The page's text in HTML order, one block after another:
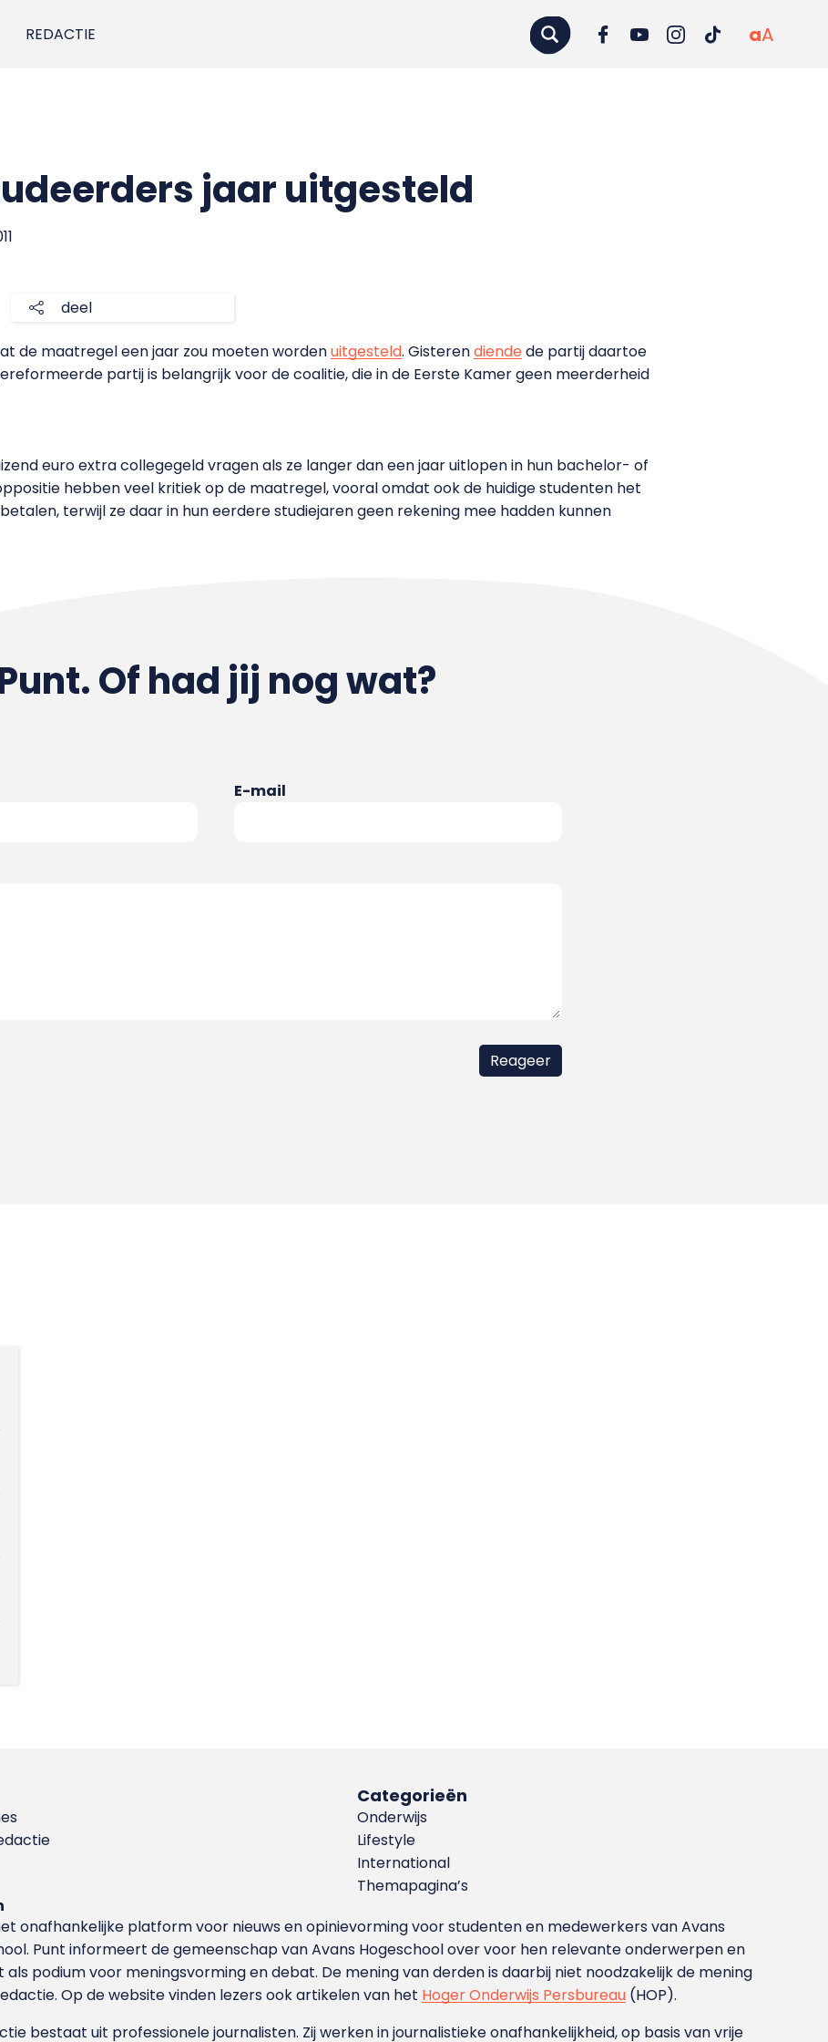
REDACTIE aA
jaar uitgesteld
deel
de maatregel een jaar zou moeten wordenuitgesteld. Gisterendiendede partij daartoe
partij is belangrijk voor de coalitie, die in de Eerste Kamer geen meerderheid
euro extra collegegeld vragen als ze langer dan een jaar uitlopen in hun bachelor- of
hebben veel kritiek op de maatregel, vooral omdat ook de huidige studenten het
terwijl ze daar in hun eerdere studiejaren geen rekening mee hadden kunnen
Of had jij nog wat?
E-mail
Categorieën
Onderwijs
Lifestyle
International
Themapagina’s
onafhankelijke platform voor nieuws en opinievorming voor studenten en medewerkers van Avans
Punt informeert de gemeenschap van Avans Hogeschool over voor hen relevante onderwerpen en
als podium voor meningsvorming en debat. De mening van derden is daarbij niet noodzakelijk de mening
Op de website vinden lezers ook artikelen van het Hoger Onderwijs Persbureau (HOP).
bestaat uit professionele journalisten. Zij werken in journalistieke onafhankelijkheid, op basis van vrije